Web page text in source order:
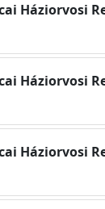
Háziorvosi
Háziorvosi
Háziorvosi